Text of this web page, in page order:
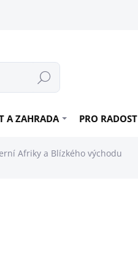
Hledat
A ZAHRADA PRO RADOST
Afriky a Blízkého východu